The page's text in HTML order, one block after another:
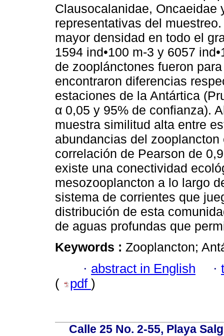
Clausocalanidae, Oncaeidae
representativas del
mayor densidad en todo el
1594 ind•100 m-3 y 6057
de zooplánctones fueron
encontraron diferencias
estaciones de la Antártica
α 0,05 y 95% de confianza).
muestra similitud alta entre
abundancias del
correlación de Pearson de
existe una conectividad
mesozooplancton a lo largo
sistema de corrientes que
distribución de esta
de aguas profundas que
Keywords : Zooplancton;
· abstract in English ·
(
pdf )
Calle 25 No. 2-55, Playa